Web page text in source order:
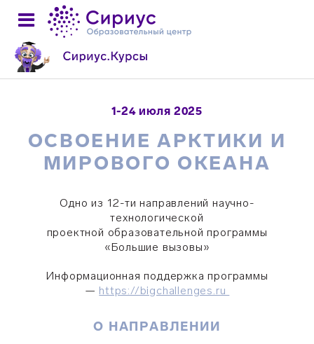
1-24 июля 2025
ОСВОЕНИЕ АРКТИКИ И
МИРОВОГО ОКЕАНА
Одно из 12-ти направлений научно-
технологической
проектной образовательной программы
«Большие вызовы»
Информационная поддержка программы
— https://bigchallenges.ru
О НАПРАВЛЕНИИ